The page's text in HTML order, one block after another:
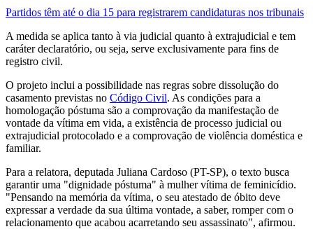
Partidos têm até o dia 15 para registrarem candidaturas nos tribunais
A medida se aplica tanto à via judicial quanto à extrajudicial e tem
caráter declaratório, ou seja, serve exclusivamente para fins de
registro civil.
O projeto inclui a possibilidade nas regras sobre dissolução do
casamento previstas no Código Civil. As condições para a
homologação póstuma são a comprovação da manifestação de
vontade da vítima em vida, a existência de processo judicial ou
extrajudicial protocolado e a comprovação de violência doméstica e
familiar.
Para a relatora, deputada Juliana Cardoso (PT-SP), o texto busca
garantir uma "dignidade póstuma" à mulher vítima de feminicídio.
"Pensando na memória da vítima, o seu atestado de óbito deve
expressar a verdade da sua última vontade, a saber, romper com o
relacionamento que acabou acarretando seu assassinato", afirmou.